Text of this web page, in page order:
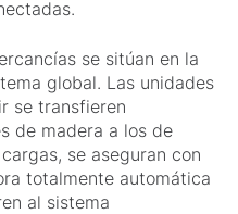
se sitúan en la
global. Las unidades
se transfieren
de madera a los de
se aseguran con
totalmente automática
al sistema